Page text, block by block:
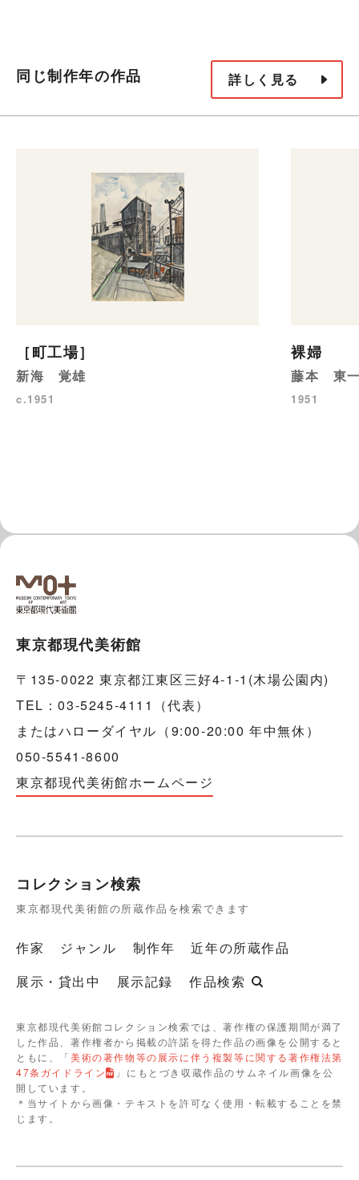
同じ制作年の作品 詳しく見る
［町工場］
新海 覚雄
c.1951
裸婦
藤本 東
1951
東京都現代美術館
〒135-0022 東京都江東区三好4-1-1(木場公園内)
TEL：03-5245-4111（代表）
またはハローダイヤル（9:00-20:00 年中無休）
050-5541-8600
東京都現代美術館ホームページ
コレクション検索
東京都現代美術館の所蔵作品を検索できます
作家 ジャンル 制作年
近年の所蔵作品
展示・貸出中
展示記録 作品検索
東京都現代美術館コレクション検索では、著作権の保護期間が満了
した作品、著作権者から掲載の許諾を得た作品の画像を公開すると
ともに、「美術の著作物等の展示に伴う複製等に関する著作権法第
47条ガイドライン
」にもとづき収蔵作品のサムネイル画像を公
開しています。
＊当サイトから画像・テキストを許可なく使用・転載することを禁
じます。